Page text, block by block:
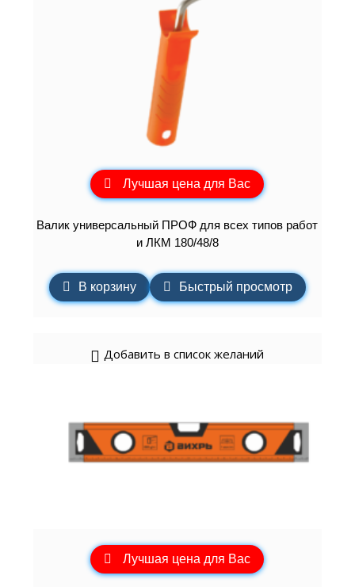
Лучшая цена для Вас
Валик универсальный ПРОФ для всех типов работ
и ЛКМ 180/48/8
В корзину Быстрый просмотр
Добавить в список желаний
Лучшая цена для Вас